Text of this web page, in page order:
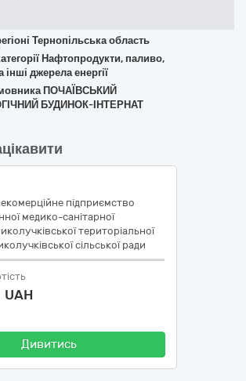
Тернопільська область
Нафтопродукти, паливо,
інші джерела енергії
ПОЧАЇВСЬКИЙ
БУДИНОК-ІНТЕРНАТ
підприємство
медико-санітарної
територіальної
сільської ради
Дивитись